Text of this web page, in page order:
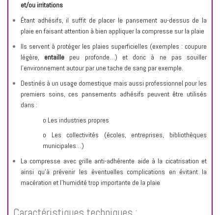
et/ou irritations
Étant adhésifs, il suffit de placer le pansement au-dessus de la
plaie en faisant attention à bien appliquer la compresse sur la plaie
Ils servent à protéger les plaies superficielles (exemples : coupure
légère, entaille peu profonde…) et donc à ne pas souiller
l’environnement autour par une tache de sang par exemple.
Destinés à un usage domestique mais aussi professionnel pour les
premiers soins, ces pansements adhésifs peuvent être utilisés
dans :
o Les industries propres
o Les collectivités (écoles, entreprises, bibliothèques
municipales…)
La compresse avec grille anti-adhérente aide à la cicatrisation et
ainsi qu’à prévenir les éventuelles complications en évitant la
macération et l’humidité trop importante de la plaie